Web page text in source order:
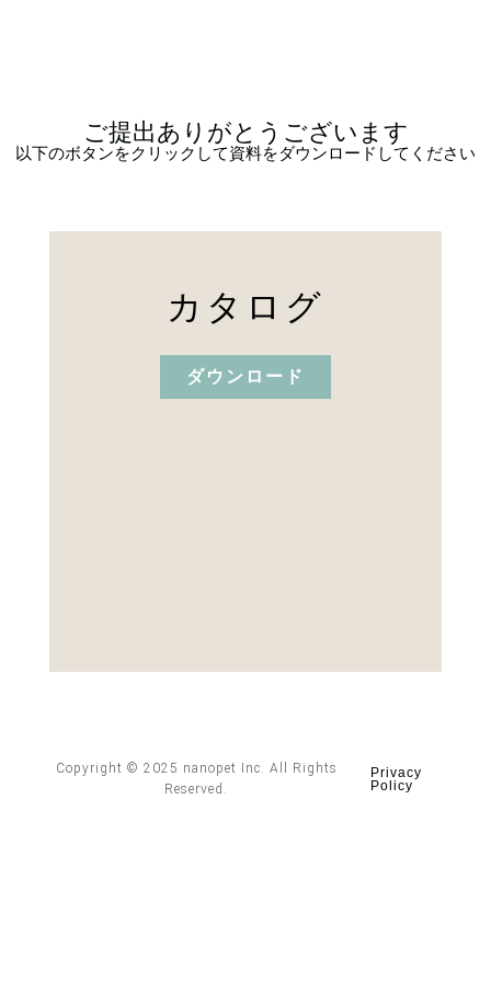
ご提出ありがとうございます
以下のボタンをクリックして資料をダウンロードしてください
カタログ
ダウンロード
Privacy
Policy
Copyright © 2025 nanopet Inc. All Rights
Reserved.